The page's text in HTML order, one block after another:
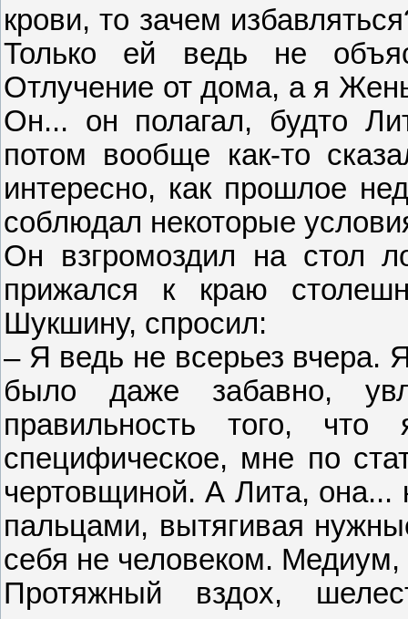
крови, то зачем
Только ей ведь не
Отлучение от дома, а я
Он... он полагал, будто
потом вообще как-то
интересно, как прошлое
соблюдал некоторые
Он взгромоздил на стол
прижался к краю
Шукшину, спросил:
– Я ведь не всерьез вчера.
было даже забавно,
правильность того,
специфическое, мне по
чертовщиной. А Лита, она...
пальцами, вытягивая
себя не человеком. Медиум,
Протяжный вздох,